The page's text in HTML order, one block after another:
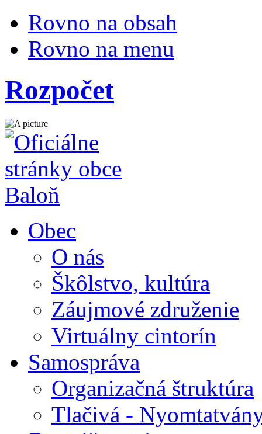
Rovno na obsah
Rovno na menu
Rozpočet
Obec
O nás
Škôlstvo, kultúra
Záujmové združenie
Virtuálny cintorín
Samospráva
Organizačná štruktúra
Tlačivá -